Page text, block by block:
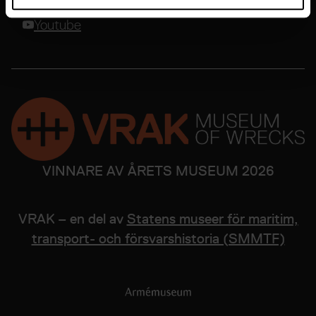
Youtube
VINNARE AV ÅRETS MUSEUM 2026
VRAK – en del av Statens museer för maritim,
transport- och försvarshistoria (SMMTF)